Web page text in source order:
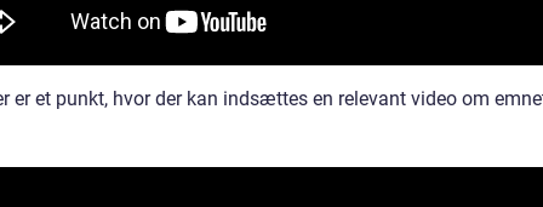
er et punkt, hvor der kan indsættes en relevant video om